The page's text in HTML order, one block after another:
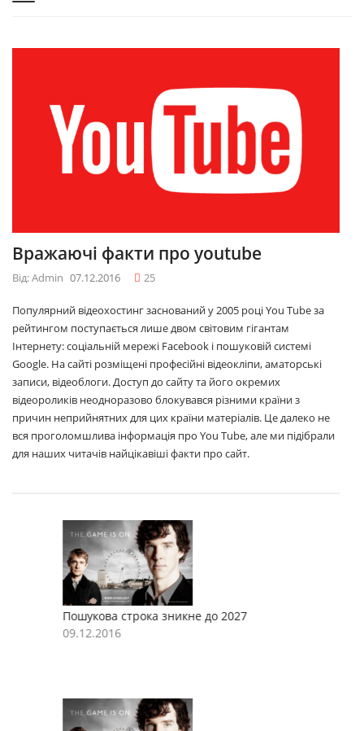
Вражаючі факти про youtube
Від: Admin 07.12.2016 25
Популярний відеохостинг заснований у 2005 році You Tube за
рейтингом поступається лише двом світовим гігантам
Інтернету: соціальній мережі Facebook і пошуковій системі
Google. На сайті розміщені професійні відеокліпи, аматорські
записи, відеоблоги. Доступ до сайту та його окремих
відеороликів неодноразово блокувався різними країни з
причин неприйнятних для цих країни матеріалів. Це далеко не
вся проголомшлива інформація про You Tube, але ми підібрали
для наших читачів найцікавіші факти про сайт.
Пошукова строка зникне до 2027
09.12.2016